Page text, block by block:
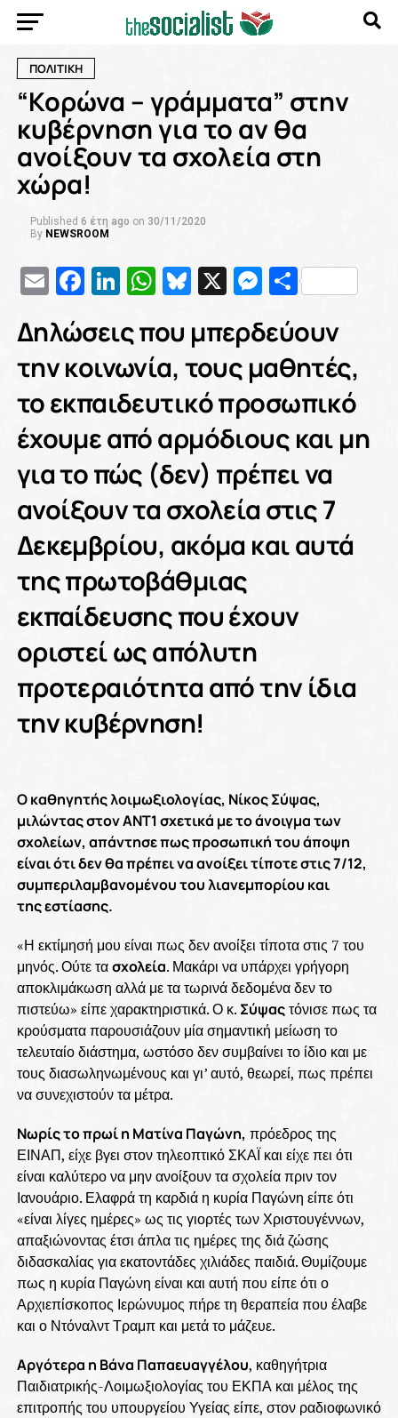
ΠΟΛΙΤΙΚΗ
“Κορώνα – γράμματα” στην
κυβέρνηση για το αν θα
ανοίξουν τα σχολεία στη
χώρα!
Published 6 έτη ago on 30/11/2020
By NEWSROOM
EmailFacebook
LinkedIn
WhatsApp
Bluesky
X
Δηλώσεις που μπερδεύουν
την κοινωνία, τους μαθητές,
το εκπαιδευτικό προσωπικό
έχουμε από αρμόδιους και μη
για το πώς (δεν) πρέπει να
ανοίξουν τα σχολεία στις 7
Δεκεμβρίου, ακόμα και αυτά
της πρωτοβάθμιας
εκπαίδευσης που έχουν
οριστεί ως απόλυτη
προτεραιότητα από την ίδια
την κυβέρνηση!
Ο καθηγητής λοιμωξιολογίας, Νίκος Σύψας,
μιλώντας στον ΑΝΤ1 σχετικά με το άνοιγμα των
σχολείων, απάντησε πως προσωπική του άποψη
είναι ότι δεν θα πρέπει να ανοίξει τίποτε στις 7/12,
συμπεριλαμβανομένου του λιανεμπορίου και
της εστίασης.
«Η εκτίμησή μου είναι πως δεν ανοίξει τίποτα στις 7 του
μηνός. Ούτε τασχολεία. Μακάρι να υπάρχει γρήγορη
αποκλιμάκωση αλλά με τα τωρινά δεδομένα δεν το
πιστεύω» είπε χαρακτηριστικά. Ο κ. Σύψαςτόνισε πως τα
κρούσματα παρουσιάζουν μία σημαντική μείωση το
τελευταίο διάστημα, ωστόσο δεν συμβαίνει το ίδιο και με
τους διασωληνωμένους και γι’ αυτό, θεωρεί, πως πρέπει
να συνεχιστούν τα μέτρα.
Νωρίς το πρωί η Ματίνα Παγώνη, πρόεδρος της
ΕΙΝΑΠ, είχε βγει στον τηλεοπτικό ΣΚΑΪ και είχε πει ότι
είναι καλύτερο να μην ανοίξουν τα σχολεία πριν τον
Ιανουάριο. Ελαφρά τη καρδιά η κυρία Παγώνη είπε ότι
«είναι λίγες ημέρες» ως τις γιορτές των Χριστουγέννων,
απαξιώνοντας έτσι άπλα τις ημέρες της διά ζώσης
διδασκαλίας για εκατοντάδες χιλιάδες παιδιά. Θυμίζουμε
πως η κυρία Παγώνη είναι και αυτή που είπε ότι ο
Αρχιεπίσκοπος Ιερώνυμος πήρε τη θεραπεία που έλαβε
και ο Ντόναλντ Τραμπ και μετά το μάζευε.
Αργότερα η Βάνα Παπαευαγγέλου, καθηγήτρια
Παιδιατρικής-Λοιμωξιολογίας του ΕΚΠΑ και μέλος της
επιτροπής του υπουργείου Υγείας είπε, στον ραδιοφωνικό